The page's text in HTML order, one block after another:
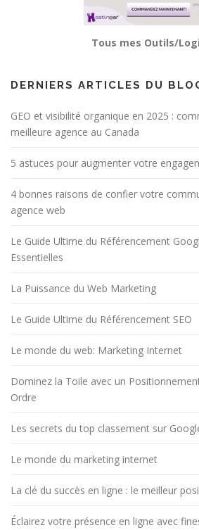
Tous mes Outils/
DERNIERS ARTICLES DU
GEO et visibilité organique en 2025 :
meilleure agence au Canada
5 astuces pour augmenter votre
4 bonnes raisons de confier votre
agence web
Le Guide Ultime du Référencement
Essentielles
La Puissance du Web Marketing
Le Guide Ultime du Référencement SEO
Le monde du web: Marketing Internet
Dominez la Toile avec un
Ordre
Les secrets du top classement sur
Le monde du marketing internet
La clé du succès en ligne : le meilleur
Éclairez votre présence en ligne avec